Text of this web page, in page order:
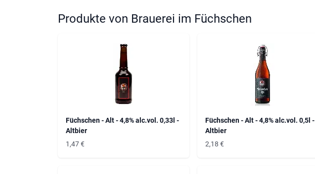
Produkte von Brauerei im Füchschen
Füchschen - Alt - 4,8% alc.vol. 0,33l -
Altbier
1,47€
Füchschen - Alt - 4,8% alc.vol. 0,5l -
Altbier
2,18 €